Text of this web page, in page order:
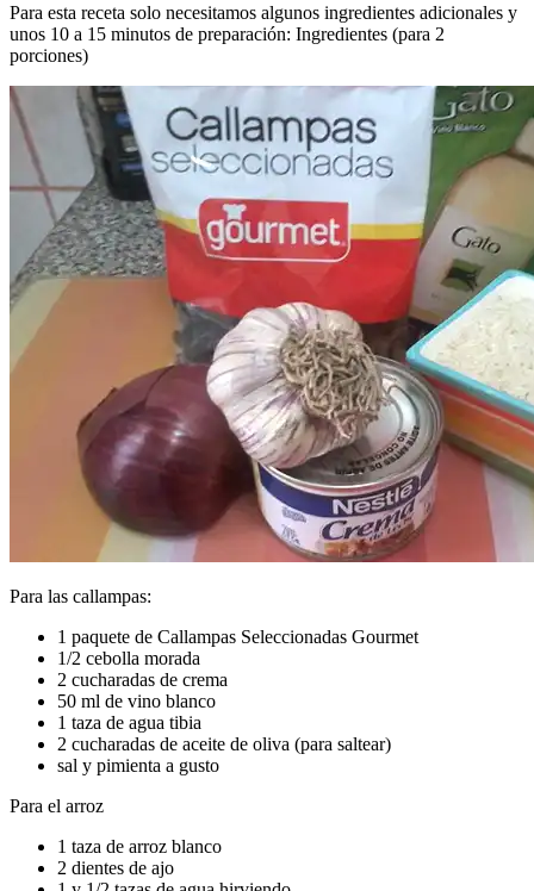
Para esta receta solo necesitamos algunos ingredientes adicionales y
unos 10 a 15 minutos de preparación: Ingredientes (para 2
porciones)
Para las callampas:
1 paquete de Callampas Seleccionadas Gourmet
1/2 cebolla morada
2 cucharadas de crema
50 ml de vino blanco
1 taza de agua tibia
2 cucharadas de aceite de oliva (para saltear)
sal y pimienta a gusto
Para el arroz
1 taza de arroz blanco
2 dientes de ajo